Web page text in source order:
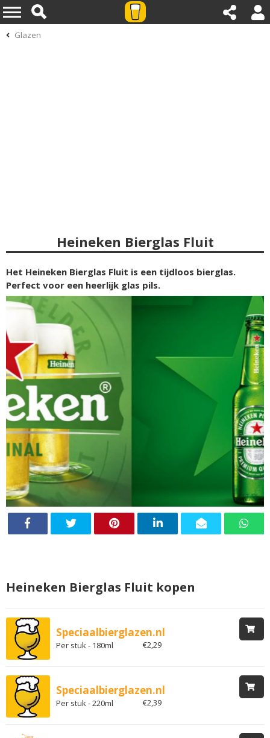
Glazen
Heineken Bierglas Fluit
Het Heineken Bierglas Fluit is een tijdloos bierglas.
Perfect voor een heerlijk glas pils.
Heineken Bierglas Fluit kopen
Speciaalbierglazen.nl
Per stuk - 180ml €2,29
Speciaalbierglazen.nl
Per stuk - 220ml €2,39